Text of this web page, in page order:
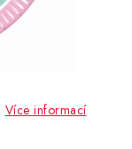
Více informací